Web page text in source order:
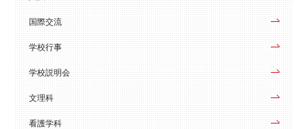
国際交流
学校行事
学校説明会
文理科
看護学科